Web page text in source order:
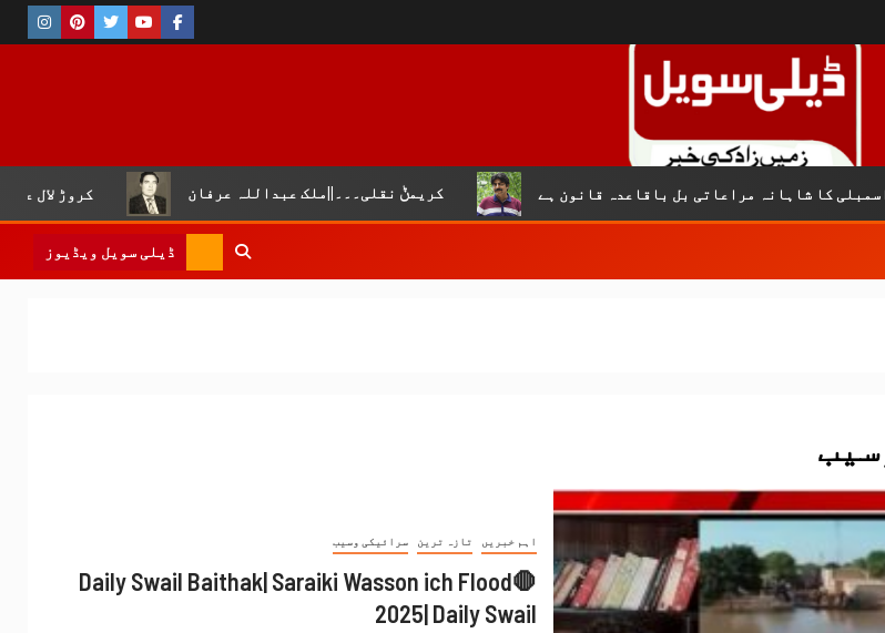
کروڑ لال عیسن :چوپال کریمݨ نقلی۔۔۔||ملک عبداللہ عرفان مراعاتی بل باقاعدہ قانون ہے
ڈیلی سویل ویڈیوز
اہم خبریں تازہ ترین سرائیکی وسیب
🛑Daily Swail Baithak| Saraiki Wasson ich Flood
2025| Daily Swail